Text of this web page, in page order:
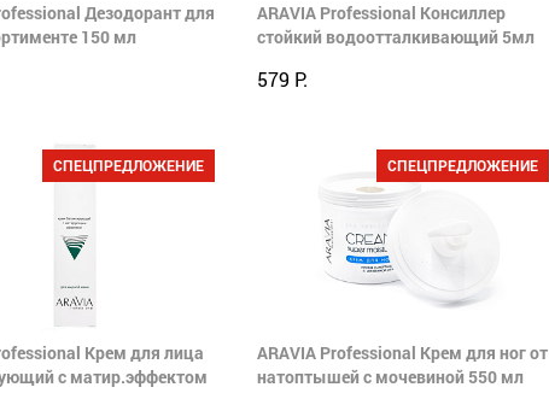
Дезодорант для
150 мл
ARAVIA Professional Консиллер
стойкий водоотталкивающий 5мл
579 Р.
СПЕЦПРЕДЛОЖЕНИЕ
Крем для лица
с матир.эффектом
СПЕЦПРЕДЛОЖЕНИЕ
ARAVIA Professional Крем для ног от
натоптышей с мочевиной 550 мл